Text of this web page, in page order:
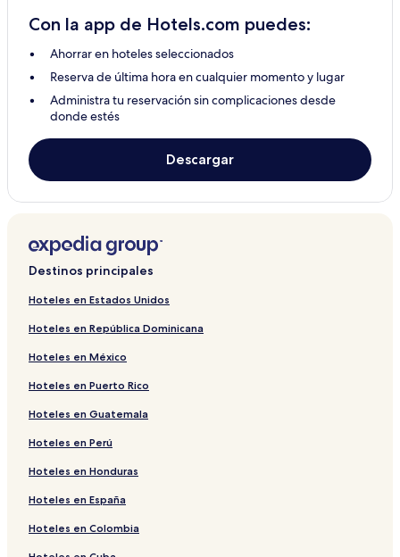
Con la app de Hotels.com puedes:
Ahorrar en hoteles seleccionados
Reserva de última hora en cualquier momento y lugar
Administra tu reservación sin complicaciones desde
donde estés
Descargar
Destinos principales
Hoteles en Estados Unidos
Hoteles en República Dominicana
Hoteles en México
Hoteles en Puerto Rico
Hoteles en Guatemala
Hoteles en Perú
Hoteles en Honduras
Hoteles en España
Hoteles en Colombia